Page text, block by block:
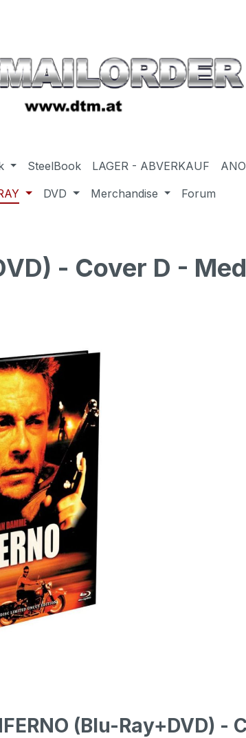
SteelBook LAGER - ABVERKAUF
DVD Merchandise Forum
- Cover D -
(Blu-Ray+DVD) -